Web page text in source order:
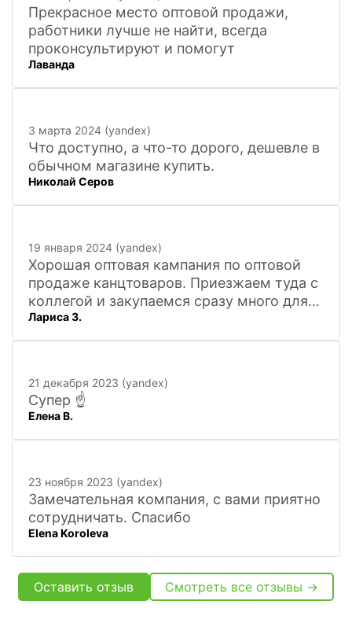
Прекрасное место оптовой продажи,
работники лучше не найти, всегда
проконсультируют и помогут
Лаванда
3 марта 2024 (yandex)
Что доступно, а что-то дорого, дешевле в
обычном магазине купить.
Николай Серов
19 января 2024 (yandex)
Хорошая оптовая кампания по оптовой
продаже канцтоваров. Приезжаем туда с
коллегой и закупаемся сразу много для
офиса. Удобно. Есть практически всё, что
нужно, и по хорошим ценам. Вежливый
искать
Лариса З.
21 декабря 2023 (yandex)
Супер ☝️
Елена В.
23 ноября 2023 (yandex)
Замечательная компания, с вами приятно
сотрудничать. Спасибо
Elena Koroleva
Оставить отзыв Смотреть все отзывы →